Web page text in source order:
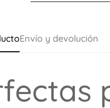
Envío y devolución